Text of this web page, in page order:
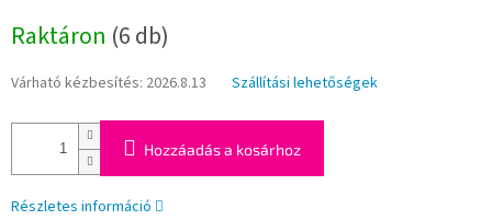
Raktáron (6 db)
Várható kézbesítés: 2026.8.13 Szállítási lehetőségek
Hozzáadás a kosárhoz
Részletes információ